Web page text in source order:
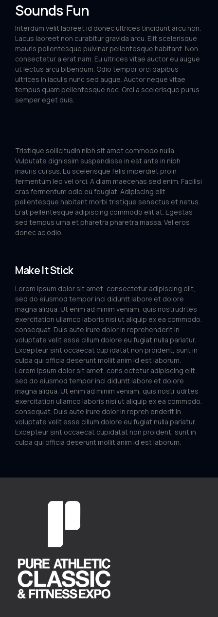
Sounds Fun
Interdum velit laoreet id donec ultrices tincidunt arcu non.
Lacus laoreet non curabitur gravida arcu. Elit scelerisque
mauris pellentesque pulvinar pellentesque habitant. Non
consectetur a erat nam. Eu ultrices vitae auctor eu augue
ut lectus arcu bibendum. Odio tempor orci dapibus
ultrices in iaculis nunc sed augue. Auctor neque vitae
tempus quam pellentesque nec. Orci a scelerisque purus
semper eget duis.
Tristique sollicitudin nibh sit amet commodo nulla.
Vulputate dignissim suspendisse in est ante in nibh
mauris cursus. Eu scelerisque felis imperdiet proin
fermentum leo vel orci. A diam maecenas sed enim. Facilisi
cras fermentum odio eu feugiat. Adipiscing elit
pellentesque habitant morbi tristique senectus et netus.
Erat pellentesque adipiscing commodo elit at. Egestas
sed tempus urna et pharetra pharetra massa. Vel eros
donec ac odio.
Make It Stick
Lorem ipsum dolor sit amet, consectetur adipiscing elit,
sed do eiusmod tempor inci diduntt labore et dolore
magna aliqua. Ut enim ad minim veniam, quis nostrudrtes
exercitation ullamco laboris nisi ut aliquip ex ea commodo.
consequat. Duis aute irure dolor in reprehenderit in
voluptate velit esse cillum dolore eu fugiat nulla pariatur.
Excepteur sint occaecat cup idatat non proident, sunt in
culpa qui officia deserunt mollit anim id est laborum.
Lorem ipsum dolor sit amet, cons ectetur adipiscing elit,
sed do eiusmod tempor inci diduntt labore et dolore
magna aliqua. Ut enim ad minim veniam, quis nostr udrtes
exercitation ullamco laboris nisi ut aliquip ex ea commodo.
consequat. Duis aute irure dolor in repreh enderit in
voluptate velit esse cillum dolore eu fugiat nulla pariatur.
Excepteur sint occaecat cupidatat non proident, sunt in
culpa qui officia deserunt mollit anim id est laborum.